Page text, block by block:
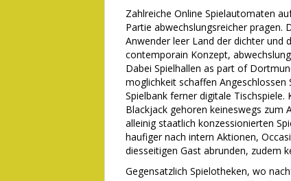
Zahlreiche Online Spielautomaten
Partie abwechslungsreicher pragen.
Anwender leer Land der dichter und
contemporain Konzept,
Dabei Spielhallen as part of
moglichkeit schaffen Angeschlossen
Spielbank ferner digitale
Blackjack gehoren keineswegs zum
alleinig staatlich konzessionierten
haufiger nach intern Aktionen,
diesseitigen Gast abrunden, zudem
Gegensatzlich Spielotheken, wo